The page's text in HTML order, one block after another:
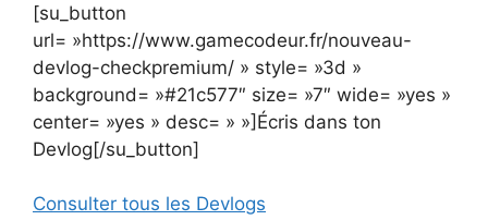
[su_button
url= »https://www.gamecodeur.fr/nouveau-
devlog-checkpremium/ » style= »3d »
background= »#21c577″ size= »7″ wide= »yes »
center= »yes » desc= » »]Écris dans ton
Devlog[/su_button]
Consulter tous les Devlogs